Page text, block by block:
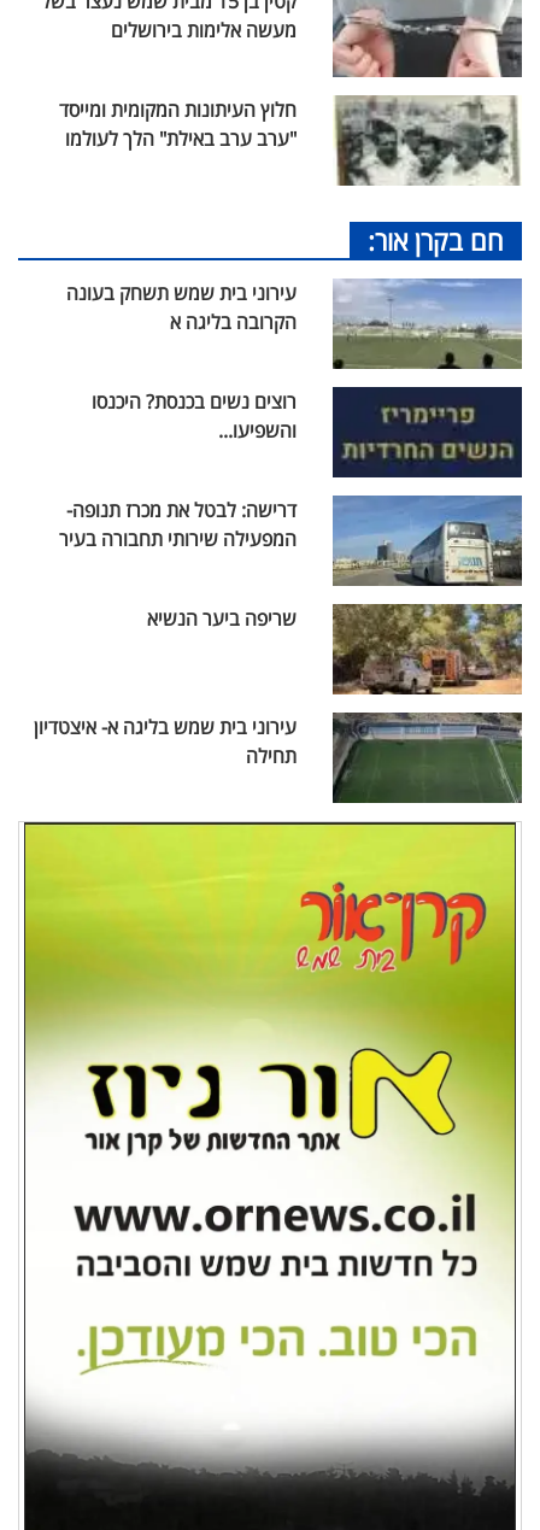
מעשה אלימות בירושלים
חלוץ העיתונות המקומית ומייסד
"ערב ערב באילת" הלך לעולמו
חם בקרן אור:
עירוני בית שמש תשחק בעונה
הקרובה בליגה א
רוצים נשים בכנסת? היכנסו
והשפיעו...
דרישה: לבטל את מכרז תנופה-
המפעילה שירותי תחבורה בעיר
שריפה ביער הנשיא
עירוני בית שמש בליגה א- איצטדיון
תחילה